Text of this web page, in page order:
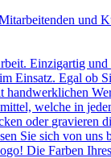
und
Einzigartig
Einsatz. Egal ob
welche in
oder gravieren
Sie sich von uns
Die Farben